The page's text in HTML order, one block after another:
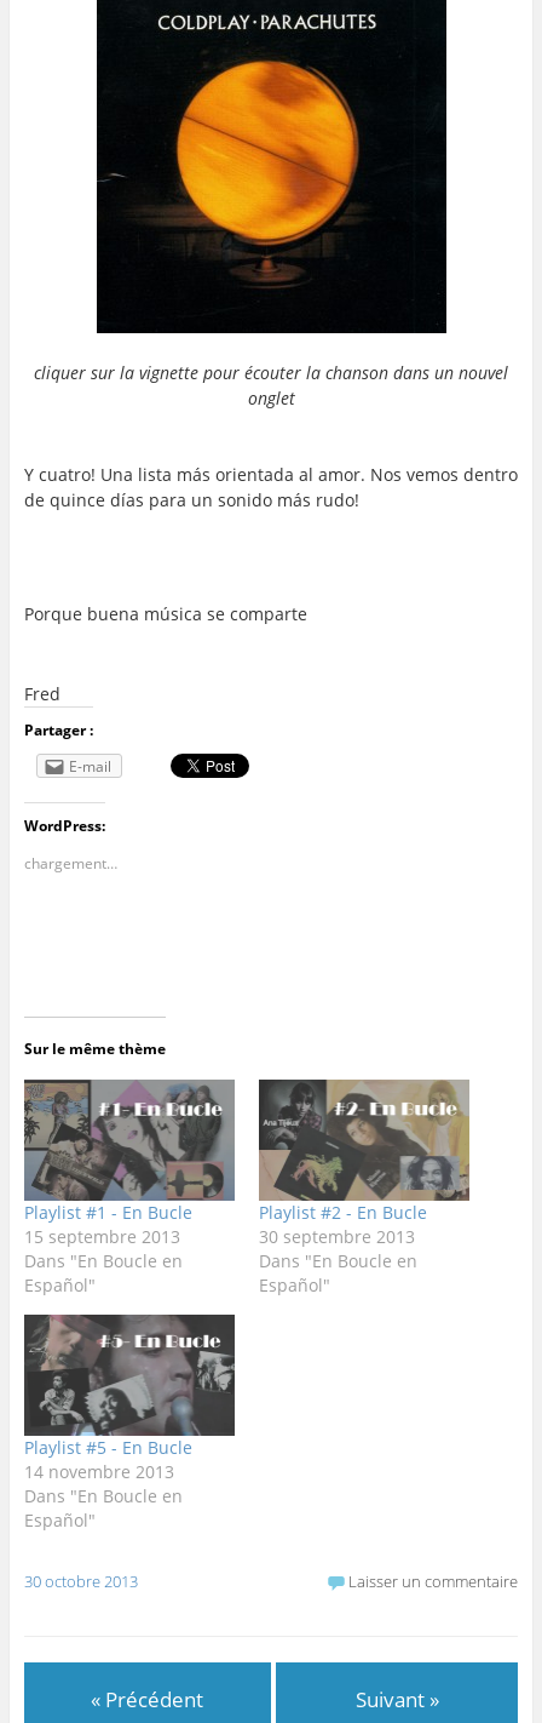
cliquer sur la vignette pour écouter la chanson dans un nouvel
onglet
Y cuatro! Una lista más orientada al amor. Nos vemos dentro
de quince días para un sonido más rudo!
Porque buena música se comparte
Fred
Partager :
E-mail
WordPress:
chargement…
Sur le même thème
Playlist #1 - En Bucle
15 septembre 2013
Dans "En Boucle en
Español"
Playlist #2 - En Bucle
30 septembre 2013
Dans "En Boucle en
Español"
Playlist #5 - En Bucle
14 novembre 2013
Dans "En Boucle en
Español"
30 octobre 2013 Laisser un commentaire
« Précédent Suivant »